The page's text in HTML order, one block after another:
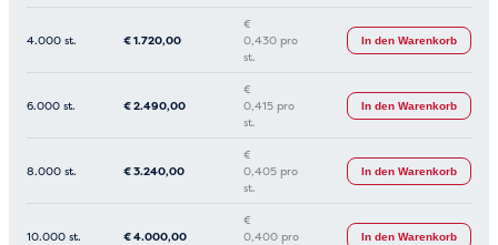
4.000 st. €1.720,00
€
0,430 pro
st.
In den Warenkorb
6.000 st. €2.490,00
€
0,415 pro
st.
In den Warenkorb
8.000 st. €3.240,00
€
0,405 pro
st.
In den Warenkorb
10.000 st. €4.000,00
€
0,400 pro
In den Warenkorb